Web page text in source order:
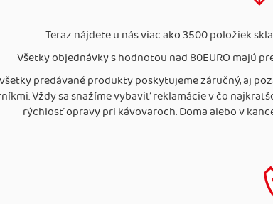
Teraz nájdete u nás viac ako 3500 položiek
Všetky objednávky s hodnotou nad 80EURO majú
predávané produkty poskytujeme záručný, aj
Vždy sa snažíme vybaviť reklamácie v čo
rýchlosť opravy pri kávovaroch. Doma alebo v